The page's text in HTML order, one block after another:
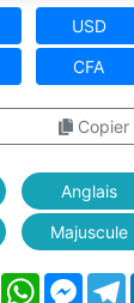
USD
CFA
Copier
Anglais
Majuscule
FacebookWhatsApp